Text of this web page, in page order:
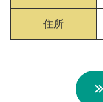
住所